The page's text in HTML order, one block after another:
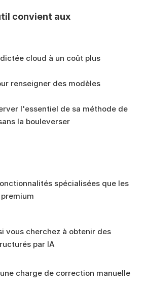
convient aux
cloud à un coût plus
renseigner des modèles
l'essentiel de sa méthode de
la bouleverser
spécialisées que les
vous cherchez à obtenir des
par IA
charge de correction manuelle